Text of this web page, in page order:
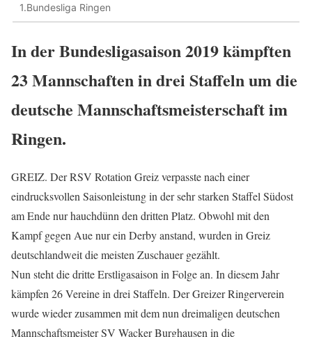
1.Bundesliga Ringen
In der Bundesligasaison 2019 kämpften
23 Mannschaften in drei Staffeln um die
deutsche Mannschaftsmeisterschaft im
Ringen.
GREIZ. Der RSV Rotation Greiz verpasste nach einer
eindrucksvollen Saisonleistung in der sehr starken Staffel Südost
am Ende nur hauchdünn den dritten Platz. Obwohl mit den
Kampf gegen Aue nur ein Derby anstand, wurden in Greiz
deutschlandweit die meisten Zuschauer gezählt.
Nun steht die dritte Erstligasaison in Folge an. In diesem Jahr
kämpfen 26 Vereine in drei Staffeln. Der Greizer Ringerverein
wurde wieder zusammen mit dem nun dreimaligen deutschen
Mannschaftsmeister SV Wacker Burghausen in die